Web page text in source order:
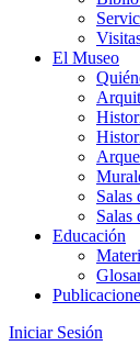
El Museo
Salas
Salas
Educación
Iniciar Sesión